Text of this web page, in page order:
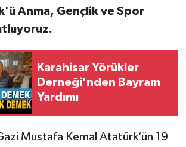
Anma, Gençlik ve Spor
Karahisar Yörükler
Derneği'nden Bayram
Yardımı
Mustafa Kemal Atatürk’ün 19